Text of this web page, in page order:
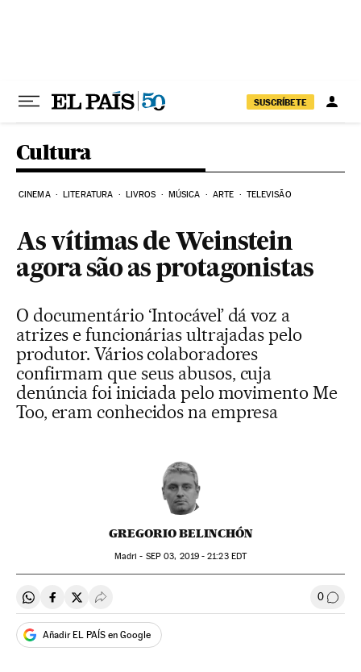
SUSCRÍBETE
Cultura
CINEMA LITERATURA LIVROS MÚSICA ARTE TELEVISÃO
As vítimas de Weinstein
agora são as protagonistas
O documentário ‘Intocável’ dá voz a
atrizes e funcionárias ultrajadas pelo
produtor. Vários colaboradores
confirmam que seus abusos, cuja
denúncia foi iniciada pelo movimento Me
Too, eram conhecidos na empresa
GREGORIO BELINCHÓN
Madri - SEP 03, 2019 - 21:23EDT
Compartir en Whatsapp
Compartir en Facebook
Compartir en Twitter
Desplegar Redes Sociales 0
Añadir EL PAÍS en Google